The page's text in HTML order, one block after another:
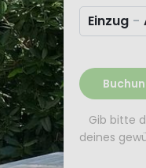
Einzug -
Gib bitte
deines